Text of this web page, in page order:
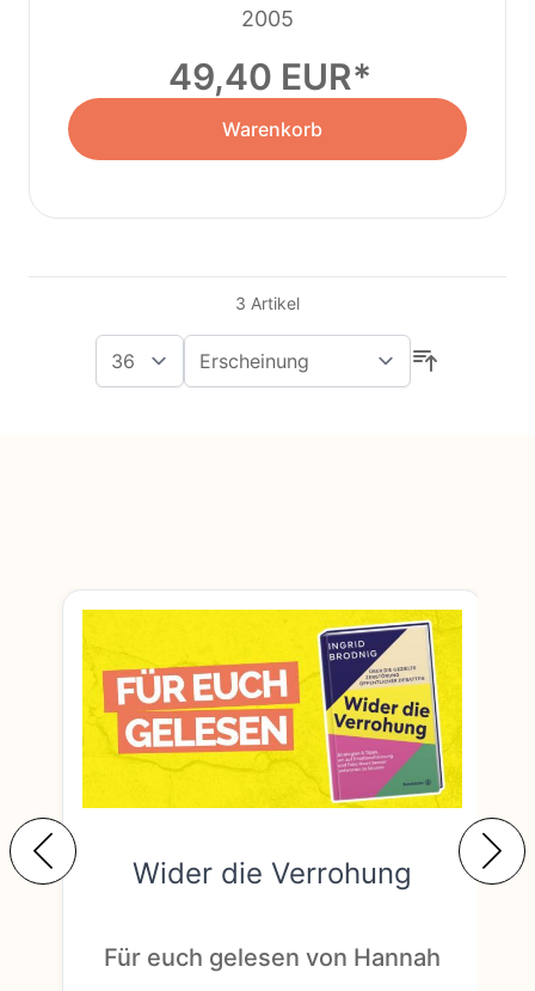
2005
49,40 EUR
Warenkorb
3 Artikel
Wider die Verrohung
Für euch gelesen von Hannah